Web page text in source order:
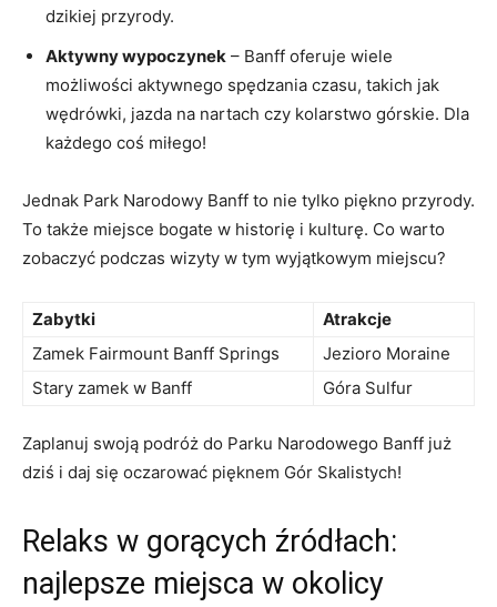
dzikiej przyrody.
Aktywny wypoczynek – Banff oferuje wiele
możliwości aktywnego⁤ spędzania czasu, takich jak
wędrówki, jazda na nartach⁢ czy kolarstwo górskie. Dla
każdego coś miłego!
Jednak Park ⁤Narodowy Banff to nie tylko piękno przyrody.
To także miejsce bogate w historię ⁤i ​kulturę. Co warto
zobaczyć podczas wizyty w​ tym wyjątkowym miejscu?
Zabytki
Atrakcje
Zamek Fairmount Banff Springs
Jezioro Moraine
Stary zamek w Banff
Góra Sulfur
Zaplanuj ⁢swoją podróż do Parku​ Narodowego Banff już
dziś⁤ i daj się oczarować pięknem Gór Skalistych!
Relaks w gorących‌ źródłach:
najlepsze miejsca w‌ okolicy